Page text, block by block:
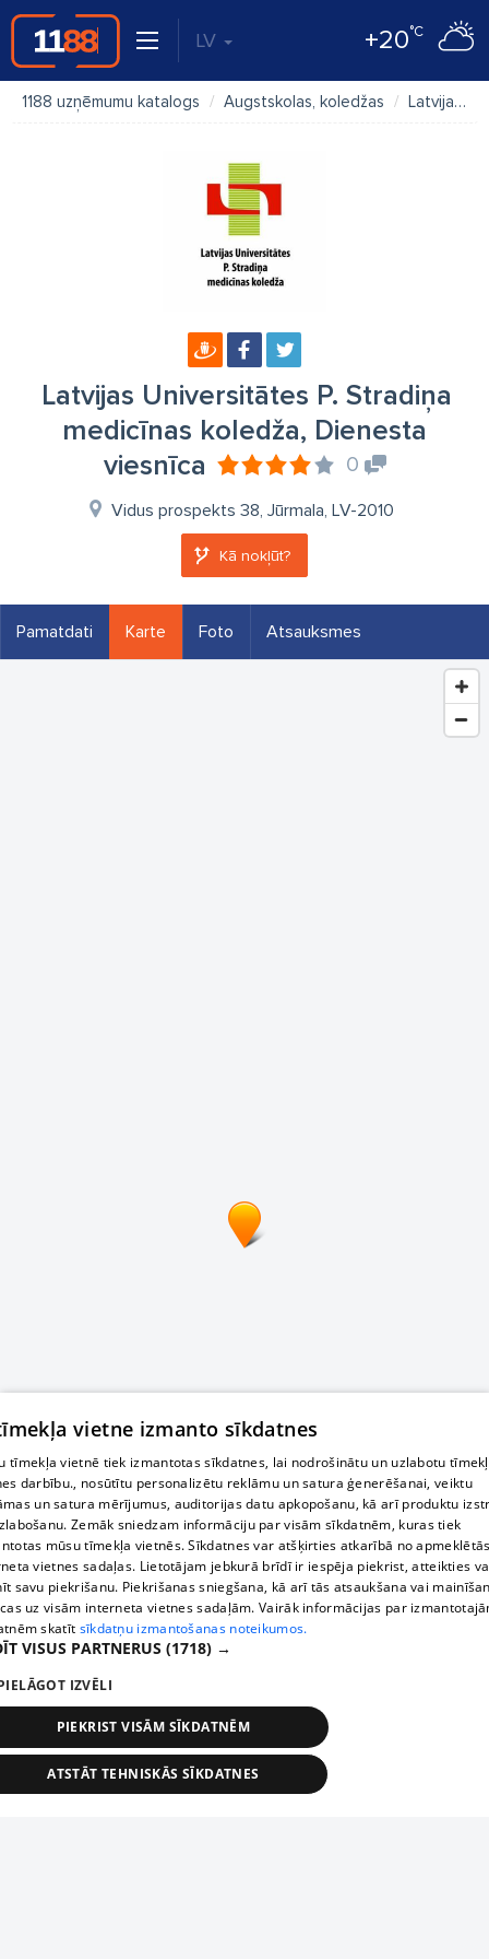
LV +20°C
1188 uzņēmumu katalogs Augstskolas, koledžas Latvijas Universitātes P. Stradiņa medicīnas koledža, Dienesta viesnīca
Latvijas Universitātes P. Stradiņa
medicīnas koledža, Dienesta
viesnīca
0
Vidus prospekts 38, Jūrmala, LV-2010
Kā nokļūt?
Pamatdati Karte Foto Atsauksmes
vietne izmanto sīkdatnes
tīmekļa vietnē tiek izmantotas sīkdatnes, lai nodrošinātu un uzlabotu
darbību., nosūtītu personalizētu reklāmu un satura ģenerēšanai, veiktu
un satura mērījumus, auditorijas datu apkopošanu, kā arī produktu
Zemāk sniedzam informāciju par visām sīkdatnēm, kuras tiek
mūsu tīmekļa vietnēs. Sīkdatnes var atšķirties atkarībā no
vietnes sadaļas. Lietotājam jebkurā brīdī ir iespēja piekrist, atteikties
savu piekrišanu. Piekrišanas sniegšana, kā arī tās atsaukšana vai
uz visām interneta vietnes sadaļām. Vairāk informācijas par
skatīt sīkdatņu izmantošanas noteikumos.
VISUS PARTNERUS (1718) →
IZVĒLI
PIEKRIST VISĀM SĪKDATNĒM
ATSTĀT TEHNISKĀS SĪKDATNES